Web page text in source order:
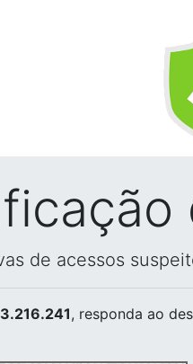
de acessos
, responda ao